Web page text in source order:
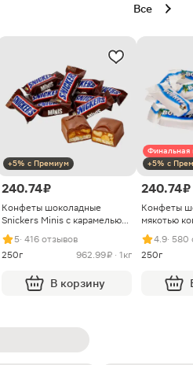
Все
+5% с Премиум
240.74 ₽
Конфеты шоколадные
Snickers Minis с карамелью
арахисом и нугой
5· 416 отзывов
250г
962.99 ₽ · 1кг
В корзину
Финальная
+5% с
240.74 ₽
Конфеты
мякотью
4.9· 580
250г